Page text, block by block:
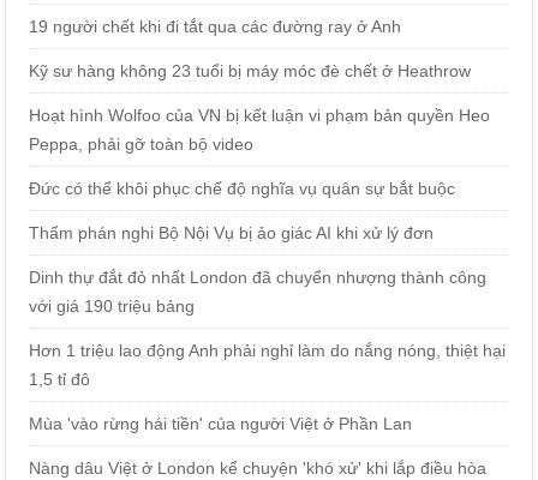
19 người chết khi đi tắt qua các đường ray ở Anh
Kỹ sư hàng không 23 tuổi bị máy móc đè chết ở Heathrow
Hoạt hình Wolfoo của VN bị kết luận vi phạm bản quyền Heo
Peppa, phải gỡ toàn bộ video
Đức có thể khôi phục chế độ nghĩa vụ quân sự bắt buộc
Thẩm phán nghi Bộ Nội Vụ bị ảo giác AI khi xử lý đơn
Dinh thự đắt đỏ nhất London đã chuyển nhượng thành công
với giá 190 triệu bảng
Hơn 1 triệu lao động Anh phải nghỉ làm do nắng nóng, thiệt hại
1,5 tỉ đô
Mùa 'vào rừng hái tiền' của người Việt ở Phần Lan
Nàng dâu Việt ở London kể chuyện 'khó xử' khi lắp điều hòa